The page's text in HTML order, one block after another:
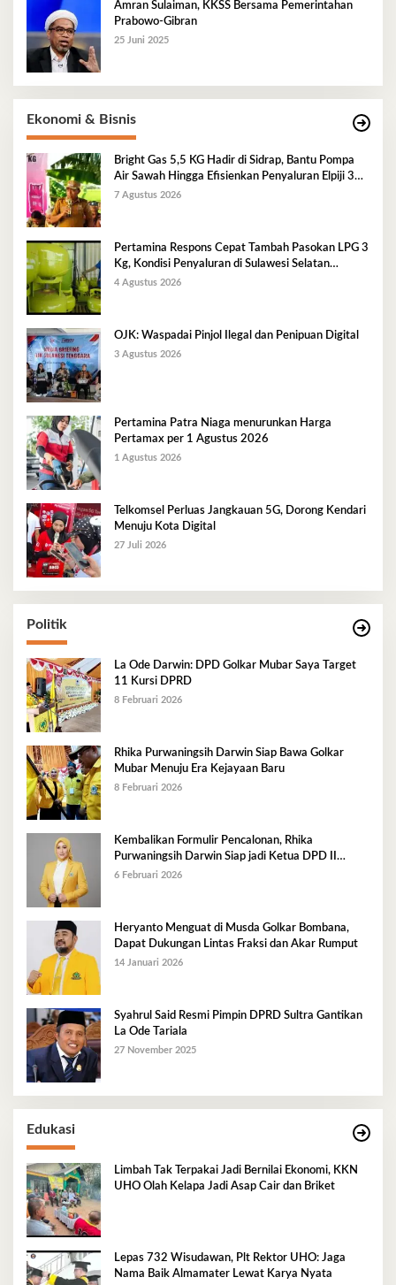
Amran Sulaiman, KKSS Bersama Pemerintahan
Prabowo-Gibran
25 Juni 2025
Ekonomi & Bisnis
Bright Gas 5,5 KG Hadir di Sidrap, Bantu Pompa
Air Sawah Hingga Efisienkan Penyaluran Elpiji 3
Kg
7 Agustus 2026
Pertamina Respons Cepat Tambah Pasokan LPG 3
Kg, Kondisi Penyaluran di Sulawesi Selatan
Berlangsung Kondusif
4 Agustus 2026
OJK: Waspadai Pinjol Ilegal dan Penipuan Digital
3 Agustus 2026
Pertamina Patra Niaga menurunkan Harga
Pertamax per 1 Agustus 2026
1 Agustus 2026
Telkomsel Perluas Jangkauan 5G, Dorong Kendari
Menuju Kota Digital
27 Juli 2026
Politik
La Ode Darwin: DPD Golkar Mubar Saya Target
11 Kursi DPRD
8 Februari 2026
Rhika Purwaningsih Darwin Siap Bawa Golkar
Mubar Menuju Era Kejayaan Baru
8 Februari 2026
Kembalikan Formulir Pencalonan, Rhika
Purwaningsih Darwin Siap jadi Ketua DPD II
Golkar Mubar
6 Februari 2026
Heryanto Menguat di Musda Golkar Bombana,
Dapat Dukungan Lintas Fraksi dan Akar Rumput
14 Januari 2026
Syahrul Said Resmi Pimpin DPRD Sultra Gantikan
La Ode Tariala
27 November 2025
Edukasi
Limbah Tak Terpakai Jadi Bernilai Ekonomi, KKN
UHO Olah Kelapa Jadi Asap Cair dan Briket
Lepas 732 Wisudawan, Plt Rektor UHO: Jaga
Nama Baik Almamater Lewat Karya Nyata